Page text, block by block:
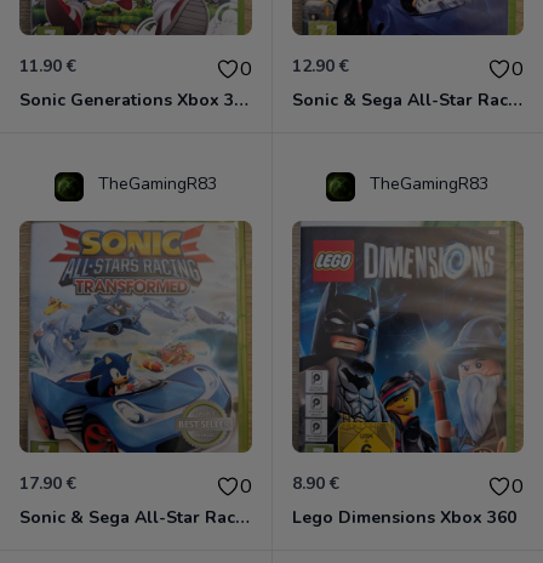
11.90 € 0
Sonic Generations Xbox 360
12.90 € 0
Sonic & Sega All-Star Racing avec Banjo-Kazooie Xbox 360
TheGamingR83
17.90 € 0
Sonic & Sega All-Star Racing - Transformed Xbox 360
TheGamingR83
8.90 € 0
Lego Dimensions Xbox 360